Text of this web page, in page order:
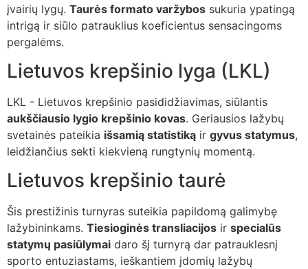
įvairių lygų. Taurės formato varžybos sukuria ypatingą
intrigą ir siūlo patrauklius koeficientus sensacingoms
pergalėms.
Lietuvos krepšinio lyga (LKL)
LKL - Lietuvos krepšinio pasididžiavimas, siūlantis
aukščiausio lygio krepšinio kovas. Geriausios lažybų
svetainės pateikia išsamią statistiką ir gyvus statymus,
leidžiančius sekti kiekvieną rungtynių momentą.
Lietuvos krepšinio taurė
Šis prestižinis turnyras suteikia papildomą galimybę
lažybininkams. Tiesioginės transliacijos ir specialūs
statymų pasiūlymai daro šį turnyrą dar patrauklesnį
sporto entuziastams, ieškantiem įdomių lažybų